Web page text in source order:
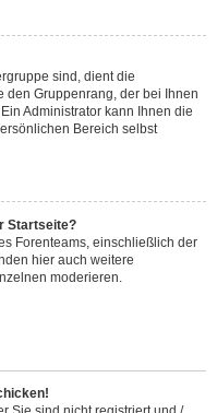
sind, dient die
den Gruppenrang, der bei Ihnen
Administrator kann Ihnen die
Bereich selbst
Startseite?
Forenteams, einschließlich der
hier auch weitere
moderieren.